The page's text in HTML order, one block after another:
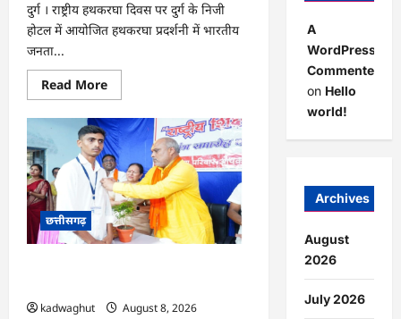
दुर्ग । राष्ट्रीय हथकरघा दिवस पर दुर्ग के निजी
होटल में आयोजित हथकरघा प्रदर्शनी में भारतीय
जनता...
Read MoreRead
more
CG
:
‘वोकल
फॉर
लोकल’
से
मिल
रही
नई
पहचान,
सरोज
बढ़ाया
छत्तीसगढ़
kadwaghut
August 8, 2026
A
WordPress
Commenter
on Hello
world!
Archives
August
2026
July 2026